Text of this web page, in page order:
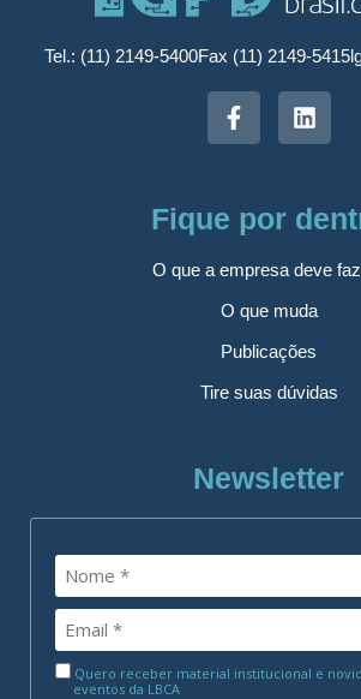
Tel.: (11) 2149-5400Fax (11) 2149-5415
Fique por
O que a empresa deve
O que muda
Publicações
Tire suas dúvidas
Newsletter
Quero receber material institucional e
eventos da LBCA